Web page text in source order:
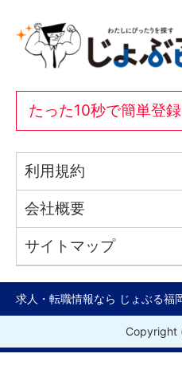
たった10秒で簡単登録
利用規約
会社概要
サイトマップ
求人・転職情報なら じょぶる福
Copyright